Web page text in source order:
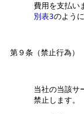
別表3
当社の当該サ
禁止します。